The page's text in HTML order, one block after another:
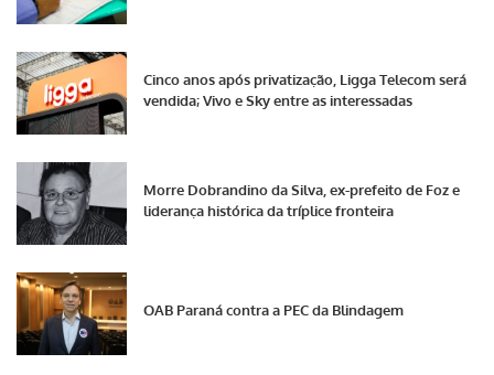
Cinco anos após privatização, Ligga Telecom será
vendida; Vivo e Sky entre as interessadas
Morre Dobrandino da Silva, ex-prefeito de Foz e
liderança histórica da tríplice fronteira
OAB Paraná contra a PEC da Blindagem